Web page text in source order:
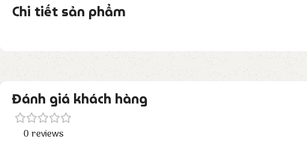
Chi tiết sản phẩm
Đánh giá khách hàng
0 reviews